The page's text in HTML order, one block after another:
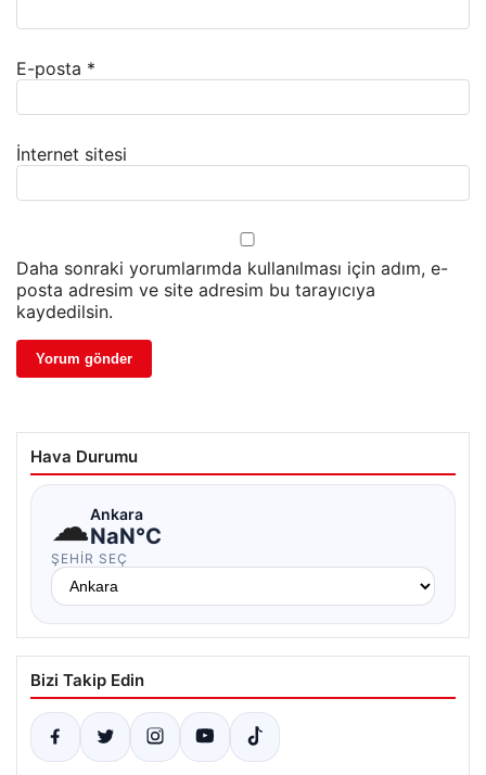
E-posta *
İnternet sitesi
Daha sonraki yorumlarımda kullanılması için adım, e-
posta adresim ve site adresim bu tarayıcıya
kaydedilsin.
Hava Durumu
☁Ankara
NaN°C
ŞEHIR SEÇ
Bizi Takip Edin